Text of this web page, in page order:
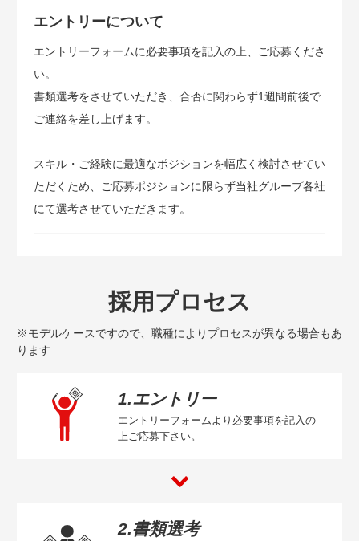
エントリーについて
エントリーフォームに必要事項を記入の上、ご応募くださ
い。
書類選考をさせていただき、合否に関わらず1週間前後で
ご連絡を差し上げます。
スキル・ご経験に最適なポジションを幅広く検討させてい
ただくため、ご応募ポジションに限らず当社グループ各社
にて選考させていただきます。
採用プロセス
※モデルケースですので、職種によりプロセスが異なる場合もあ
ります
1.エントリー
エントリーフォームより必要事項を記入の
上ご応募下さい。
2.書類選考